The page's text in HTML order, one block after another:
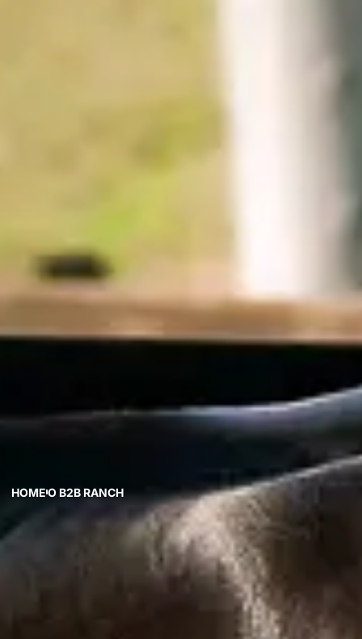
HOMEO B2B RANCH